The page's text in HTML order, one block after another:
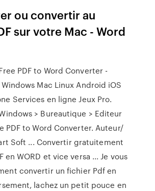
ou convertir au
sur votre Mac - Word
PDF to Word Converter -
Mac Linux Android iOS
Services en ligne Jeux Pro.
> Bureautique > Editeur
PDF to Word Converter. Auteur/
Soft ... Convertir gratuitement
en WORD et vice versa ... Je vous
convertir un fichier Pdf en
lachez un petit pouce en